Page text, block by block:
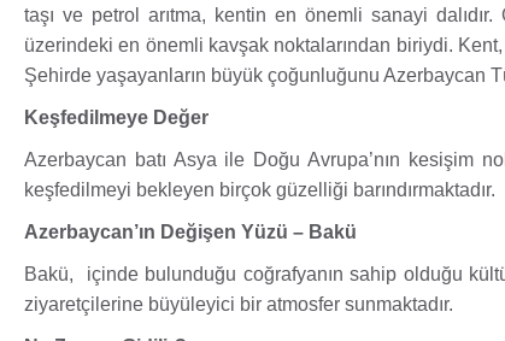
taşı ve petrol arıtma, kentin en önemli sanayi
üzerindeki en önemli kavşak noktalarından biriydi.
Şehirde yaşayanların büyük çoğunluğunu Azerbaycan
Keşfedilmeye Değer
Azerbaycan batı Asya ile Doğu Avrupa’nın kesişim
keşfedilmeyi bekleyen birçok güzelliği barındırmaktadır.
Azerbaycan’ın Değişen Yüzü – Bakü
Bakü, içinde bulunduğu coğrafyanın sahip olduğu
ziyaretçilerine büyüleyici bir atmosfer sunmaktadır.